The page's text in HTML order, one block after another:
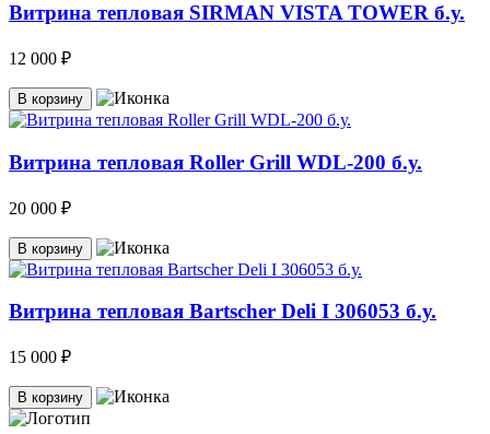
Витрина тепловая SIRMAN VISTA TOWER б.у.
12 000 ₽
В корзину
Витрина тепловая Roller Grill WDL-200 б.у.
20 000 ₽
В корзину
Витрина тепловая Bartscher Deli I 306053 б.у.
15 000 ₽
В корзину